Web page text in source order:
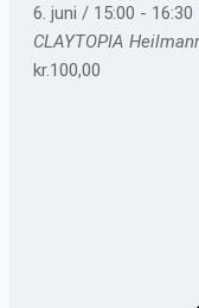
6. juni / 15:00 - 16:30
CLAYTOPIA
kr.100,00